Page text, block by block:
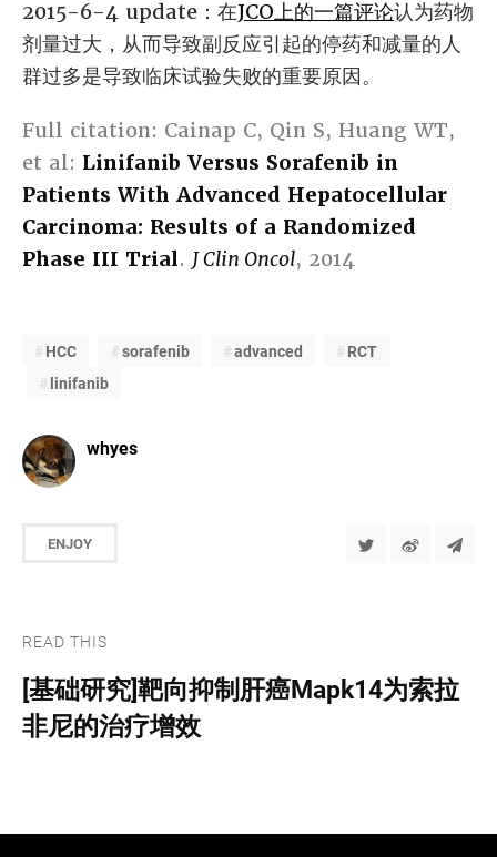
2015-6-4 update：在JCO上的一篇评论认为药物
剂量过大，从而导致副反应引起的停药和减量的人
群过多是导致临床试验失败的重要原因。
Full citation: Cainap C, Qin S, Huang WT,
et al: Linifanib Versus Sorafenib in
Patients With Advanced Hepatocellular
Carcinoma: Results of a Randomized
Phase III Trial. J Clin Oncol, 2014
HCC sorafenib advanced
RCT
linifanib
whyes
ENJOY
READ THIS
[基础研究]靶向抑制肝癌Mapk14为索拉
非尼的治疗增效